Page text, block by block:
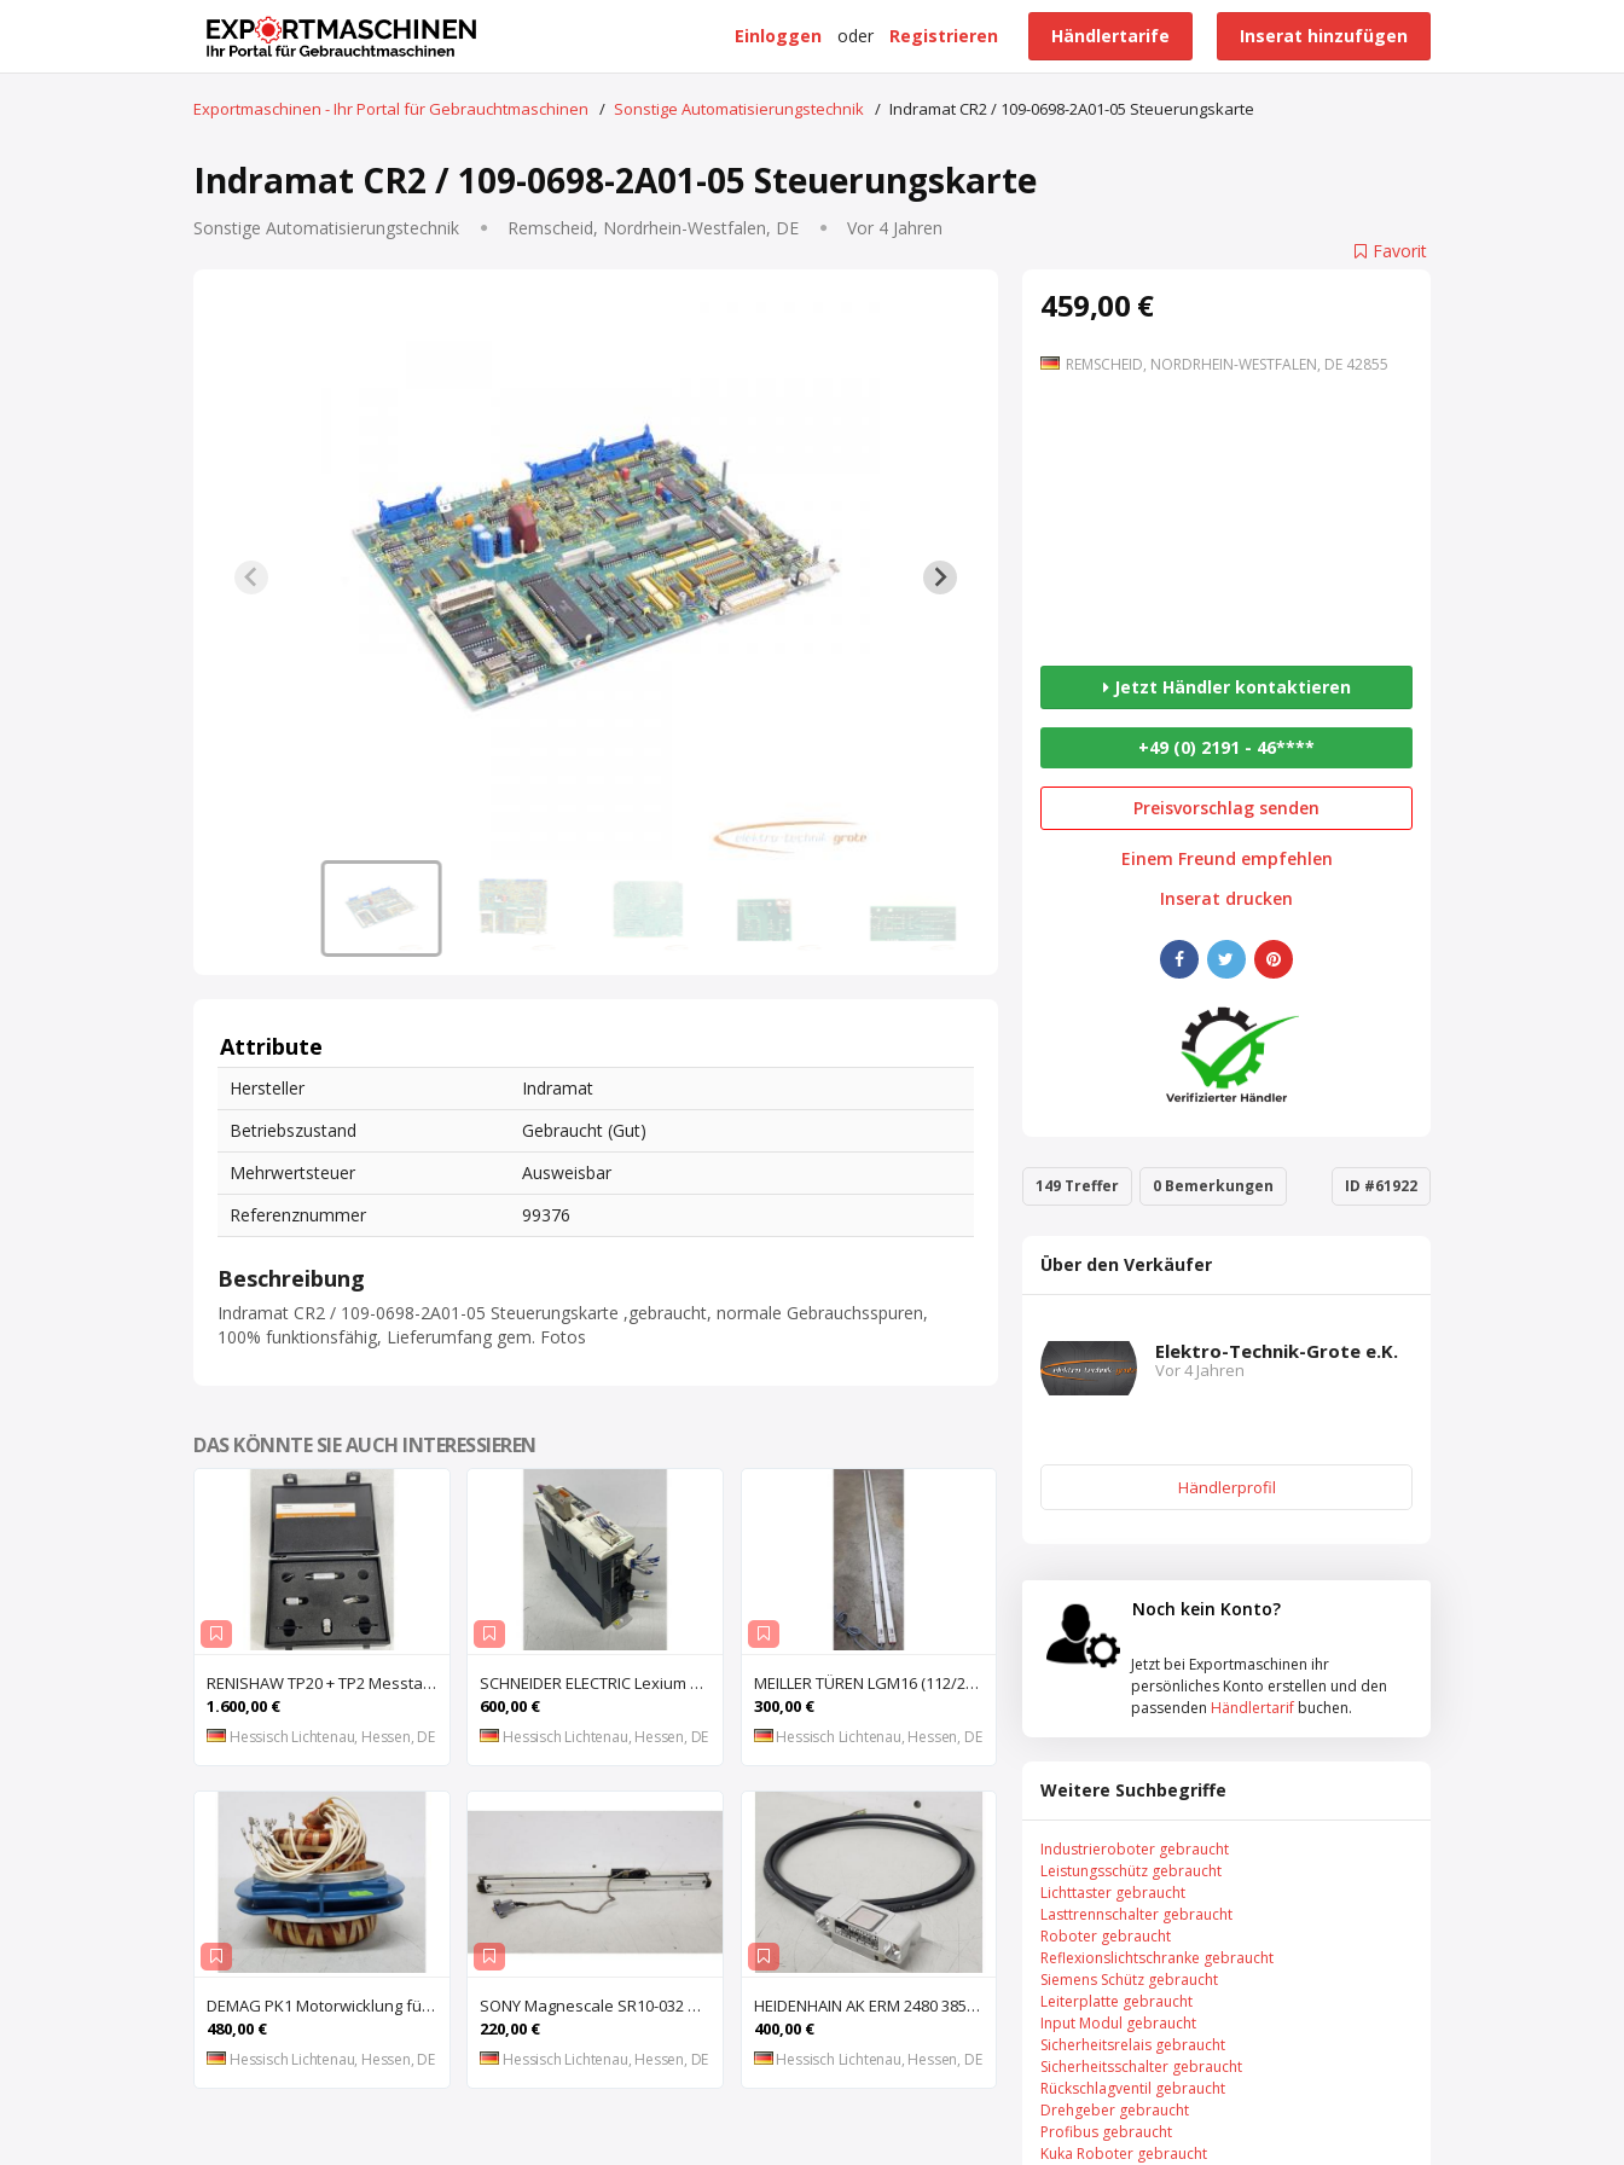
Inserat hinzufügen
Händlertarife
Registrieren
oder
Einloggen
Exportmaschinen - Ihr Portal für Gebrauchtmaschinen / Sonstige Automatisierungstechnik / Indramat CR2 / 109-0698-2A01-05 Steuerungskarte
Indramat CR2 / 109-0698-2A01-05 Steuerungskarte
Sonstige Automatisierungstechnik Remscheid, Nordrhein-Westfalen, DE Vor 4 Jahren
Attribute
Hersteller
Indramat
Betriebszustand
Gebraucht (Gut)
Mehrwertsteuer
Ausweisbar
Referenznummer
99376
Beschreibung
Indramat CR2 / 109-0698-2A01-05 Steuerungskarte ,gebraucht, normale Gebrauchsspuren,
100% funktionsfähig, Lieferumfang gem. Fotos
DAS KÖNNTE SIE AUCH INTERESSIEREN
RENISHAW TP20 + TP2 Messtaster für Messmaschine, Messkopf, Probe Kit,
1.600,00 €
Hessisch Lichtenau, Hessen, DE
SCHNEIDER ELECTRIC Lexium 32 LXM32MU90M2 AC-Servoantrieb, Servoregler, Antriebsregler, Serv
600,00 €
Hessisch Lichtenau, Hessen, DE
MEILLER TÜREN LGM16 (112/2000 S) (112/2000 E) Lichtgitter, Sicherheits-Lichtvorhang, Lichtschran
300,00 €
Hessisch Lichtenau, Hessen, DE
DEMAG PK1 Motorwicklung für Kettenzug DEMAG PK1, Spule, Moto
480,00 €
Hessisch Lichtenau, Hessen, DE
SONY Magnescale SR10-032 Magnetisches Längenmesssystem, Maßstab, Längenmess
220,00 €
Hessisch Lichtenau, Hessen, DE
HEIDENHAIN AK ERM 2480 3850 01 -03 R Abtastkopf für inkrementales Einbau-Messgerät mit
400,00 €
Hessisch Lichtenau, Hessen, DE
Favorit
459,00 €
REMSCHEID, NORDRHEIN-WESTFALEN, DE 42855
Jetzt Händler kontaktieren
+49 (0) 2191 - 46****
Preisvorschlag senden
Einem Freund empfehlen
Inserat drucken
149 Treffer 0 Bemerkungen ID #61922
Über den Verkäufer
Elektro-Technik-Grote e.K.
Vor 4 Jahren
Händlerprofil
Noch kein Konto?
Jetzt bei Exportmaschinen ihr
persönliches Konto erstellen und den
passenden Händlertarif buchen.
Weitere Suchbegriffe
Industrieroboter gebraucht
Leistungsschütz gebraucht
Lichttaster gebraucht
Lasttrennschalter gebraucht
Roboter gebraucht
Reflexionslichtschranke gebraucht
Siemens Schütz gebraucht
Leiterplatte gebraucht
Input Modul gebraucht
Sicherheitsrelais gebraucht
Sicherheitsschalter gebraucht
Rückschlagventil gebraucht
Drehgeber gebraucht
Profibus gebraucht
Kuka Roboter gebraucht